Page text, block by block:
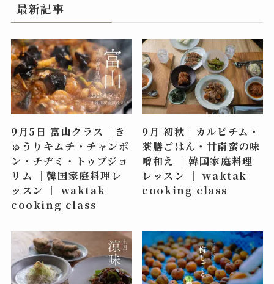
最新記事
9月5日 富山クラス｜き
ゅうりキムチ・チャンポ
ン・チヂミ・トゥブジョ
リム ｜韓国家庭料理レ
ッスン ｜ waktak
cooking class
9月 初秋｜カルビチム・
薬膳ごはん・甘南蛮の味
噌和え ｜韓国家庭料理
レッスン ｜ waktak
cooking class